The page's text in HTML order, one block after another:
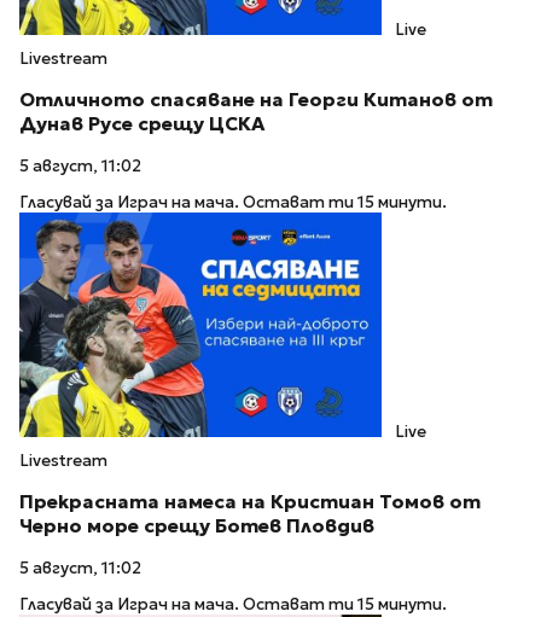
Live
Livestream
Отличното спасяване на Георги Китанов от
Дунав Русе срещу ЦСКА
5 август, 11:02
Гласувай за Играч на мача. Остават ти 15 минути.
Live
Livestream
Прекрасната намеса на Кристиан Томов от
Черно море срещу Ботев Пловдив
5 август, 11:02
Гласувай за Играч на мача. Остават ти 15 минути.